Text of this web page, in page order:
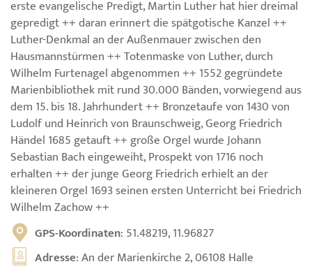
erste evangelische Predigt, Martin Luther hat hier dreimal
gepredigt ++ daran erinnert die spätgotische Kanzel ++
Luther-Denkmal an der Außenmauer zwischen den
Hausmannstürmen ++ Totenmaske von Luther, durch
Wilhelm Furtenagel abgenommen ++ 1552 gegründete
Marienbibliothek mit rund 30.000 Bänden, vorwiegend aus
dem 15. bis 18. Jahrhundert ++ Bronzetaufe von 1430 von
Ludolf und Heinrich von Braunschweig, Georg Friedrich
Händel 1685 getauft ++ große Orgel wurde Johann
Sebastian Bach eingeweiht, Prospekt von 1716 noch
erhalten ++ der junge Georg Friedrich erhielt an der
kleineren Orgel 1693 seinen ersten Unterricht bei Friedrich
Wilhelm Zachow ++
GPS-Koordinaten: 51.48219, 11.96827
Adresse: An der Marienkirche 2, 06108 Halle